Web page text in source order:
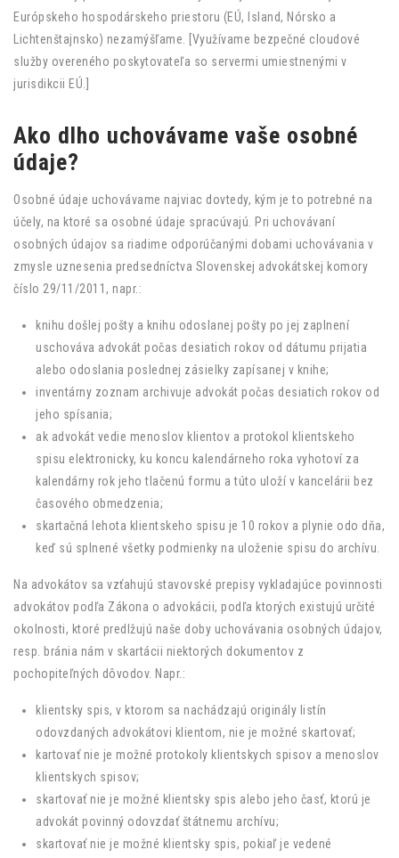
Európskeho hospodárskeho priestoru (EÚ, Island, Nórsko a
Lichtenštajnsko) nezamýšľame. [Využívame bezpečné cloudové
služby overeného poskytovateľa so servermi umiestnenými v
jurisdikcii EÚ.]
Ako dlho uchovávame vaše osobné
údaje?
Osobné údaje uchovávame najviac dovtedy, kým je to potrebné na
účely, na ktoré sa osobné údaje spracúvajú. Pri uchovávaní
osobných údajov sa riadime odporúčanými dobami uchovávania v
zmysle uznesenia predsedníctva Slovenskej advokátskej komory
číslo 29/11/2011, napr.:
knihu došlej pošty a knihu odoslanej pošty po jej zaplnení
uschováva advokát počas desiatich rokov od dátumu prijatia
alebo odoslania poslednej zásielky zapísanej v knihe;
inventárny zoznam archivuje advokát počas desiatich rokov od
jeho spísania;
ak advokát vedie menoslov klientov a protokol klientskeho
spisu elektronicky, ku koncu kalendárneho roka vyhotoví za
kalendárny rok jeho tlačenú formu a túto uloží v kancelárii bez
časového obmedzenia;
skartačná lehota klientskeho spisu je 10 rokov a plynie odo dňa,
keď sú splnené všetky podmienky na uloženie spisu do archívu.
Na advokátov sa vzťahujú stavovské prepisy vykladajúce povinnosti
advokátov podľa Zákona o advokácii, podľa ktorých existujú určité
okolnosti, ktoré predlžujú naše doby uchovávania osobných údajov,
resp. bránia nám v skartácii niektorých dokumentov z
pochopiteľných dôvodov. Napr.:
klientsky spis, v ktorom sa nachádzajú originály listín
odovzdaných advokátovi klientom, nie je možné skartovať;
kartovať nie je možné protokoly klientskych spisov a menoslov
klientskych spisov;
skartovať nie je možné klientsky spis alebo jeho časť, ktorú je
advokát povinný odovzdať štátnemu archívu;
skartovať nie je možné klientsky spis, pokiaľ je vedené